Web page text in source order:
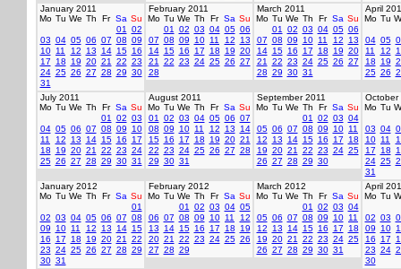
January 2011
Mo Tu We Th Fr Sa Su
01
02
03 04 05 06 07 08 09
10 11 12 13 14 15 16
17
18 19 20 21 22 23
24 25 26 27 28 29 30
31
February 2011
Mo Tu We Th Fr Sa Su
01
02 03 04 05 06
07 08 09 10 11 12
13
14 15 16 17 18 19 20
21
22 23 24 25 26 27
28
March 2011
Mo Tu We Th Fr Sa Su
01
02 03 04 05 06
07 08 09 10 11 12
13
14 15 16 17 18 19 20
21
22 23 24 25 26 27
28 29 30 31
April
Mo Tu
04 05
11
12
18
19
25 26
July 2011
Mo Tu We Th Fr Sa Su
01
02 03
04 05 06 07 08 09
10
11
12 13 14 15 16
17
18
19 20 21 22 23 24
25 26 27 28 29 30 31
August 2011
Mo Tu We Th Fr Sa Su
01
02 03 04 05 06 07
08 09 10 11 12 13
14
15 16 17 18 19 20 21
22 23 24 25 26 27 28
29 30 31
September 2011
Mo Tu We Th Fr Sa Su
01
02 03 04
05 06 07 08 09 10 11
12
13 14 15 16 17
18
19 20 21 22 23 24 25
26 27 28 29 30
October
Mo Tu
03 04
10 11
17
18
24 25
31
January 2012
Mo Tu We Th Fr Sa Su
01
02 03 04 05 06 07 08
09
10 11 12 13 14 15
16
17 18 19 20 21
22
23 24 25 26 27 28 29
30 31
February 2012
Mo Tu We Th Fr Sa Su
01
02 03 04 05
06 07 08 09 10 11
12
13
14 15 16 17 18
19
20 21 22 23 24 25 26
27 28 29
March 2012
Mo Tu We Th Fr Sa Su
01
02 03 04
05 06 07 08 09 10 11
12
13 14 15 16 17
18
19 20 21 22 23 24 25
26 27 28 29 30 31
April
Mo Tu
02 03
09
10
16
17
23 24
30